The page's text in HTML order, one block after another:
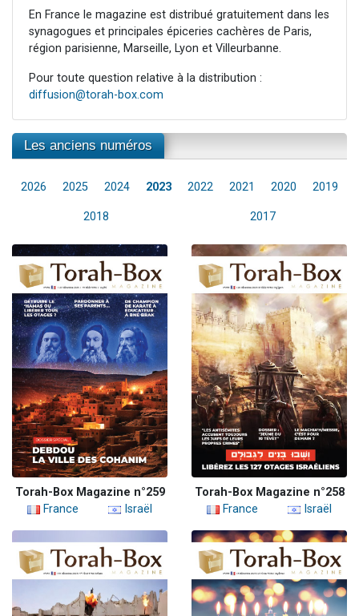
En France le magazine est distribué gratuitement dans les
synagogues et principales épiceries cachères de Paris,
région parisienne, Marseille, Lyon et Villeurbanne.
Pour toute question relative à la distribution :
diffusion@torah-box.com
Les anciens numéros
2026 2025 2024 2023 2022 2021 2020 2019
2018 2017
Torah-Box Magazine n°259
France
Israël
Torah-Box Magazine n°258
France
Israël